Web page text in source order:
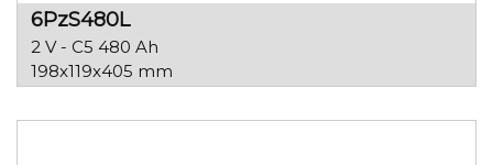
6PzS480L
2 V - C5 480 Ah
198x119x405 mm